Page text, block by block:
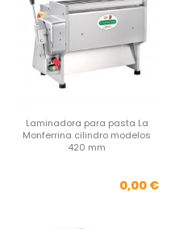
Laminadora para pasta La
Monferrina cilindro modelos
420 mm
0,00 €